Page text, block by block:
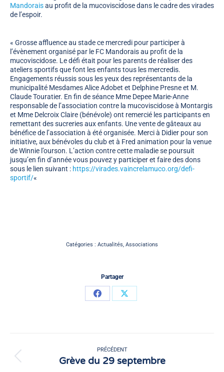
Mandoraisau profit de la mucoviscidose dans le cadre des virades
de l’espoir.
« Grosse affluence au stade ce mercredi pour participer à
l’évènement organisé par le FC Mandorais au profit de la
mucoviscidose. Le défi était pour les parents de réaliser des
ateliers sportifs que font les enfants tous les mercredis.
Engagements réussis sous les yeux des représentants de la
municipalité Mesdames Alice Adobet et Delphine Presne et M.
Claude Touratier. En fin de séance Mme Depee Marie-Anne
responsable de l’association contre la mucoviscidose à Montargis
et Mme Delcroix Claire (bénévole) ont remercié les participants en
remettant des sucreries aux enfants. Une vente de gâteaux au
bénéfice de l’association à été organisée. Merci à Didier pour son
initiative, aux bénévoles du club et à Fred animation pour la venue
de Winnie l’ourson. L’action contre cette maladie se poursuit
jusqu’en fin d’année vous pouvez y participer et faire des dons
sous le lien suivant : https://virades.vaincrelamuco.org/defi-
sportif/«
Catégories : Actualités, Associations
Partager
PartagerPartager
article
PRÉCÉDENT
Article
Grève du 29 septembre